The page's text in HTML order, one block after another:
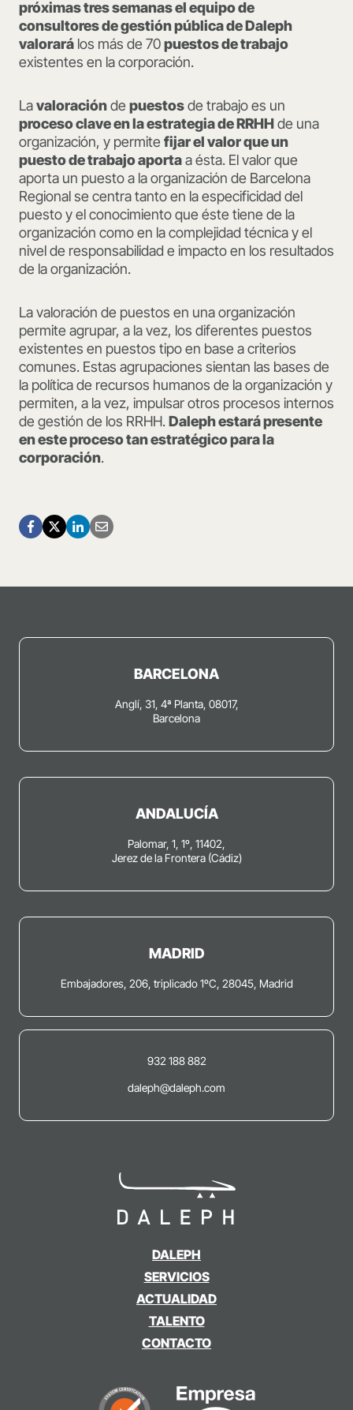
próximas tres semanas el equipo de
consultores de gestión pública de Daleph
valorará los más de 70puestos de trabajo
existentes en la corporación.
Lavaloraciónde puestosde trabajo es un
proceso clave en la estrategia de RRHHde una
organización, y permite fijar el valor que un
puesto de trabajo aportaa ésta. El valor que
aporta un puesto a la organización de Barcelona
Regional se centra tanto en la especificidad del
puesto y el conocimiento que éste tiene de la
organización como en la complejidad técnica y el
nivel de responsabilidad e impacto en los resultados
de la organización.
La valoración de puestos en una organización
permite agrupar, a la vez, los diferentes puestos
existentes en puestos tipo en base a criterios
comunes. Estas agrupaciones sientan las bases de
la política de recursos humanos de la organización y
permiten, a la vez, impulsar otros procesos internos
de gestión de los RRHH.Daleph estará presente
en este proceso tan estratégico para la
corporación.
DALEPH
SERVICIOS
ACTUALIDAD
TALENTO
CONTACTO
BARCELONA
Anglí, 31, 4ª Planta, 08017,
Barcelona
ANDALUCÍA
Palomar, 1, 1º, 11402,
Jerez de la Frontera (Cádiz)
MADRID
Embajadores, 206, triplicado 1ºC, 28045, Madrid
932 188 882
daleph@daleph.com